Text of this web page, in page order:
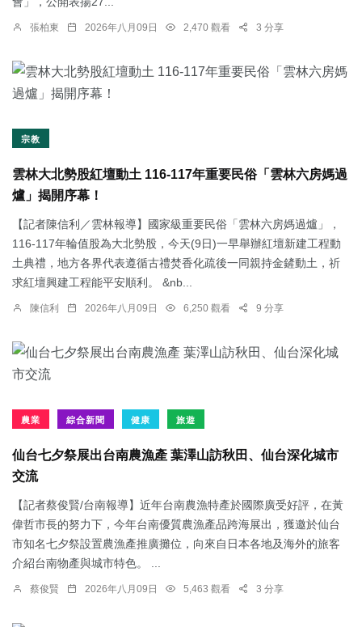
張柏東 2026年八月09日 2,470 觀看 3 分享
宗教
雲林大北勢股紅壇動土 116-117年重要民俗「雲林六房媽過
爐」揭開序幕！
【記者陳信利／雲林報導】國家級重要民俗「雲林六房媽過爐」，
116-117年輪值股為大北勢股，今天(9日)一早舉辦紅壇新建工程動
土典禮，地方各界代表遵循古禮焚香化疏後一同親持金鏟動土，祈
求紅壇興建工程能平安順利。 &nb...
陳信利 2026年八月09日 6,250 觀看 9 分享
農業 綜合新聞 健康 旅遊
仙台七夕祭展出台南農漁產 葉澤山訪秋田、仙台深化城市
交流
【記者蔡俊賢/台南報導】近年台南農漁特產於國際廣受好評，在黃
偉哲市長的努力下，今年台南優質農漁產品跨海展出，獲邀於仙台
市知名七夕祭設置農漁產推廣攤位，向來自日本各地及海外的旅客
介紹台南物產與城市特色。 ...
蔡俊賢 2026年八月09日 5,463 觀看 3 分享